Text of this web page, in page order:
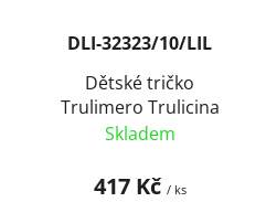
DLI-32323/10/LIL
Dětské tričko
Trulimero Trulicina
Skladem
417 Kč / ks